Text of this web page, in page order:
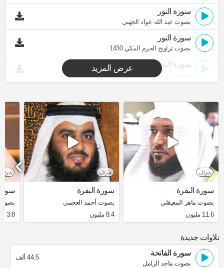
سورة النور
بصوت عبد الله عواد الجهني
سورة النور
بصوت تراويح الحرم المكي 1430
سورة النور
بصوت أبو عبد الله المظفر
عرض المزيد
مرتل
سورة البقرة
بصوت ماهر المعيقلي
11.6 مليون
مرتل
سورة البقرة
بصوت أحمد العجمي
8.4 مليون
مرتل
3.8 مليون
تلاوات جديدة
سورة الفاتحة
بصوت ماجد الزامل
44.5 ألف